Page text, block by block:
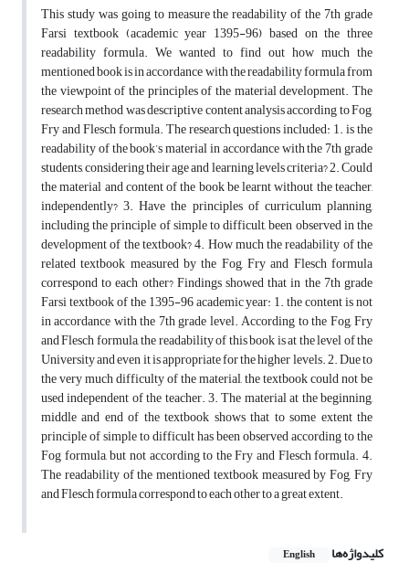
This study was going to measure the readability of the 7th grade
Farsi textbook (academic year 1395-96) based on the three
readability formula. We wanted to find out how much the
mentioned book is in accordance with the readability formula from
the viewpoint of the principles of the material development. The
research method was descriptive content analysis according to Fog,
Fry and Flesch formula. The research questions included: 1. is the
readability of the book’s material in accordance with the 7th grade
students, considering their age and learning levels criteria? 2. Could
the material and content of the book be learnt without the teacher,
independently? 3. Have the principles of curriculum planning,
including the principle of simple to difficult, been observed in the
development of the textbook? 4. How much the readability of the
related textbook measured by the Fog, Fry and Flesch formula
correspond to each other? Findings showed that in the 7th grade
Farsi textbook of the 1395-96 academic year: 1. the content is not
in accordance with the 7th grade level. According to the Fog, Fry
and Flesch formula, the readability of this book is at the level of the
University and even it is appropriate for the higher levels. 2. Due to
the very much difficulty of the material, the textbook could not be
used independent of the teacher. 3. The material at the beginning,
middle and end of the textbook shows that to some extent the
principle of simple to difficult has been observed according to the
Fog formula, but not according to the Fry and Flesch formula. 4.
The readability of the mentioned textbook measured by Fog, Fry
and Flesch formula correspond to each other to a great extent.
کلیدواژه‌ها English